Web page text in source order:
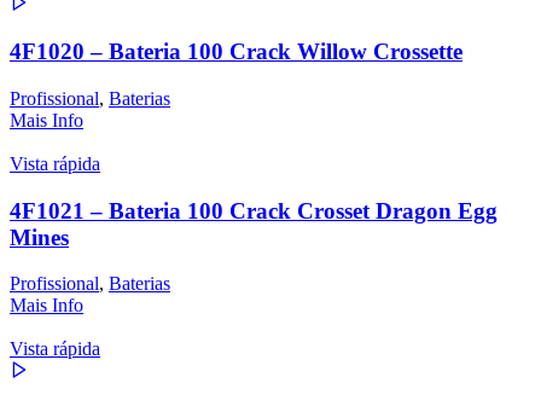
4F1020 – Bateria 100 Crack Willow Crossette
Profissional, Baterias
Mais Info
Vista rápida
4F1021 – Bateria 100 Crack Crosset Dragon Egg
Mines
Profissional, Baterias
Mais Info
Vista rápida